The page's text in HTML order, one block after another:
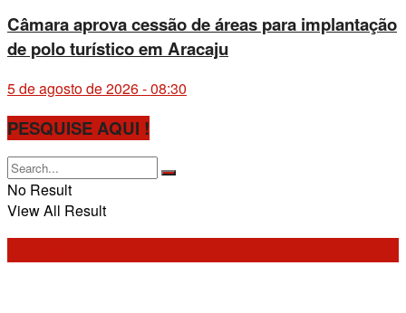
Câmara aprova cessão de áreas para implantação
de polo turístico em Aracaju
5 de agosto de 2026 - 08:30
PESQUISE AQUI !
No Result
View All Result